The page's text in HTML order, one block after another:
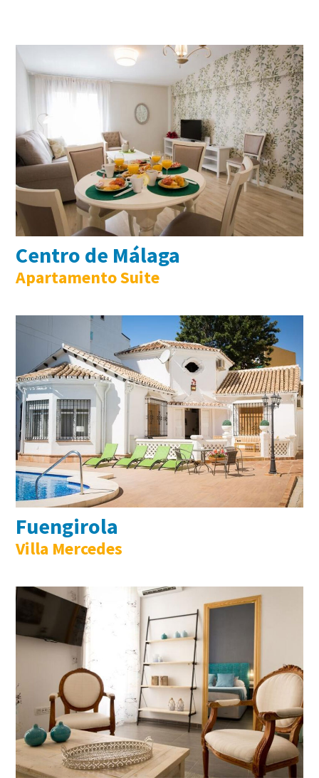
Centro de Málaga
Apartamento Suite
Fuengirola
Villa Mercedes